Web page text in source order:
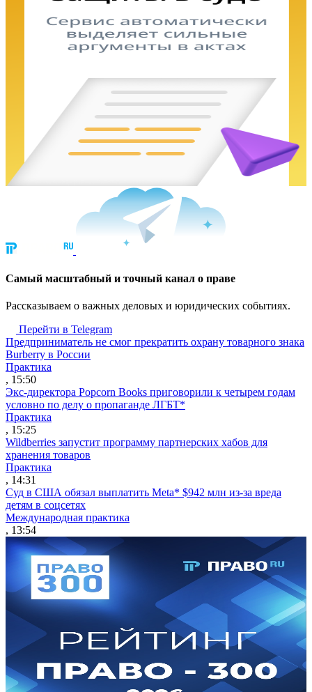
Cамый масштабный и точный канал о праве
Рассказываем о важных деловых и юридических событиях.
Перейти в Telegram
Предприниматель не смог прекратить охрану товарного знака
Burberry в России
Практика
, 15:50
Экс-директора Popcorn Books приговорили к четырем годам
условно по делу о пропаганде ЛГБТ*
Практика
, 15:25
Wildberries запустит программу партнерских хабов для
хранения товаров
Практика
, 14:31
Суд в США обязал выплатить Meta* $942 млн из-за вреда
детям в соцсетях
Международная практика
, 13:54